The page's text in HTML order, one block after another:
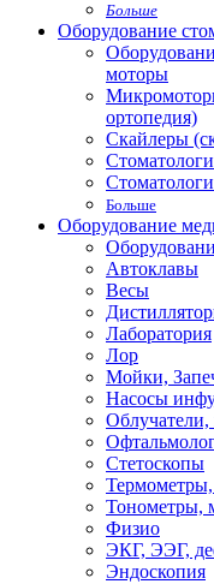
Больше
Оборудование
моторы
ортопедия)
Скайлеры
Больше
Оборудование
Автоклавы
Весы
Лаборатория
Лор
Мойки,
Насосы
Стетоскопы
Тонометры,
Физио
ЭКГ, ЭЭГ,
Эндоскопия